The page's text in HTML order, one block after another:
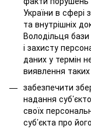
України в сфері
та внутрішніх
Володільця
і захисту
даних у термін
виявлення
забезпечити
надання
своїх
суб’єкта про